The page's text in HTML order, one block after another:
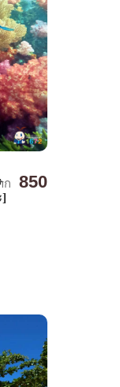
]
ก 850